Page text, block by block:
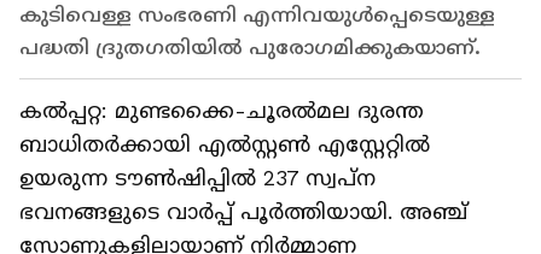
കുടിവെള്ള സംഭരണി എന്നിവയുള്‍പ്പെടെയുള്ള
പദ്ധതി ദ്രുതഗതിയില്‍ പുരോഗമിക്കുകയാണ്.
കൽപ്പറ്റ: മുണ്ടക്കൈ-ചൂരല്‍മല ദുരന്ത
ബാധിതര്‍ക്കായി എല്‍സ്റ്റണ്‍ എസ്റ്റേറ്റില്‍
ഉയരുന്ന ടൗണ്‍ഷിപ്പില്‍ 237 സ്വപ്ന
ഭവനങ്ങളുടെ വാര്‍പ്പ് പൂര്‍ത്തിയായി. അഞ്ച്
സോണുകളിലായാണ് നിര്‍മ്മാണ